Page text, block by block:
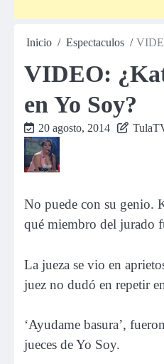
Inicio Espectaculos
VIDEO:
en Yo Soy?
20 agosto, 2014
No puede con su genio.
qué miembro del jurado
La jueza se vio en
juez no dudó en repetir
‘Ayudame basura’,
jueces de Yo Soy.